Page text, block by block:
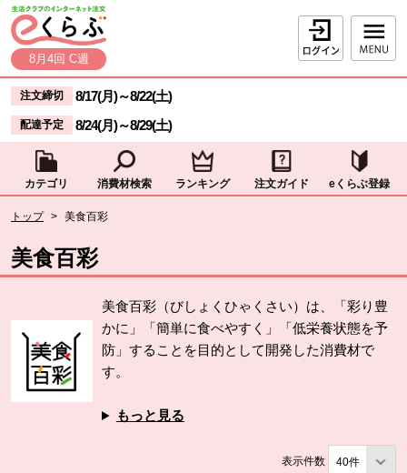
ページの先頭です。
本文へジャンプする。
8月4回 C週
ログイン
ここからサイト内共通メニューです。
サイト内共通メニューをスキップする
注文締切 8/17(月)～8/22(土)
配達予定 8/24(月)～8/29(土)
カテゴリ 消費材検索 ランキング 注文ガイド eくらぶ登録
トップ > 美食百彩
美食百彩
美食百彩（びしょくひゃくさい）は、「彩り豊
かに」「簡単に食べやすく」「低栄養状態を予
防」することを目的として開発した消費材で
す。
もっと見る
表示件数